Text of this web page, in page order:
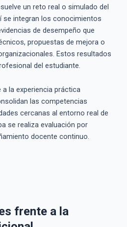
un reto real o simulado del
se integran los conocimientos
de desempeño que
propuestas de mejora o
Estos resultados
del estudiante.
la experiencia práctica
las competencias
cercanas al entorno real de
se realiza evaluación por
docente continuo.
frente a la